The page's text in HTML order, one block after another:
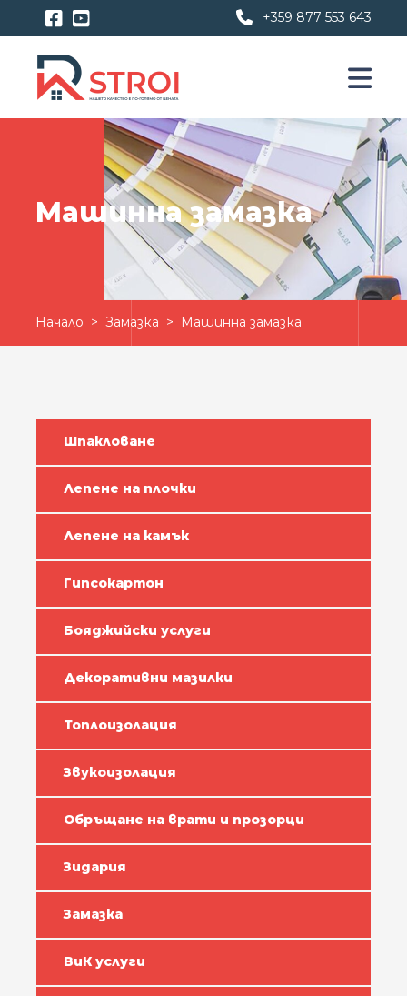
+359 877 553 643
Машинна замазка
Начало > Замазка > Машинна замазка
Шпакловане
Лепене на плочки
Лепене на камък
Гипсокартон
Бояджийски услуги
Декоративни мазилки
Топлоизолация
Звукоизолация
Обръщане на врати и прозорци
Зидария
Замазка
ВиК услуги